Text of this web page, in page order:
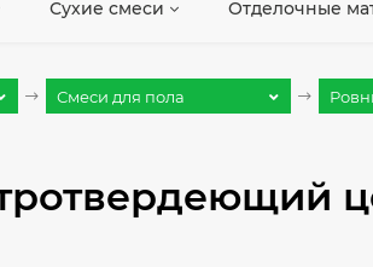
Сухие смеси Отделочные
Смеси для пола